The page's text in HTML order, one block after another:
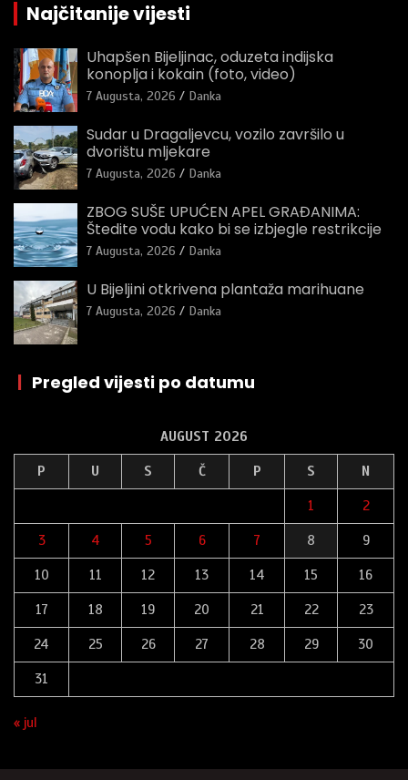
Najčitanije vijesti
Uhapšen Bijeljinac, oduzeta indijska
konoplja i kokain (foto, video)
7 Augusta, 2026 Danka
Sudar u Dragaljevcu, vozilo završilo u
dvorištu mljekare
7 Augusta, 2026 Danka
ZBOG SUŠE UPUĆEN APEL GRAĐANIMA:
Štedite vodu kako bi se izbjegle restrikcije
7 Augusta, 2026 Danka
U Bijeljini otkrivena plantaža marihuane
7 Augusta, 2026 Danka
| Pregled vijesti po datumu
AUGUST 2026
P U S Č P S N
1 2
3 4 5 6 7 8 9
10 11 12 13 14 15 16
17 18 19 20 21 22 23
24 25 26 27 28 29 30
31
« jul